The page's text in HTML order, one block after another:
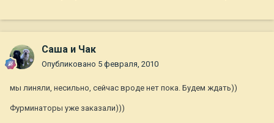
Саша и Чак
Опубликовано 5 февраля, 2010
мы линяли, несильно, сейчас вроде нет пока. Будем ждать))
Фурминаторы уже заказали)))